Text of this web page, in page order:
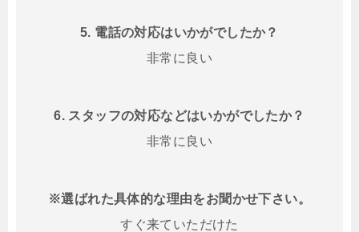
5. 電話の対応はいかがでしたか？
非常に良い
6. スタッフの対応などはいかがでしたか？
非常に良い
※選ばれた具体的な理由をお聞かせ下さい。
すぐ来ていただけた